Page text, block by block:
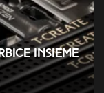
insieme